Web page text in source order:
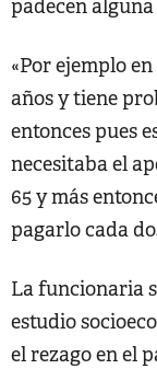
padecen
«Por ejemplo
años y tiene
entonces pues
necesitaba el
65 y más
pagarlo cada
La funcionaria
estudio
el rezago en el